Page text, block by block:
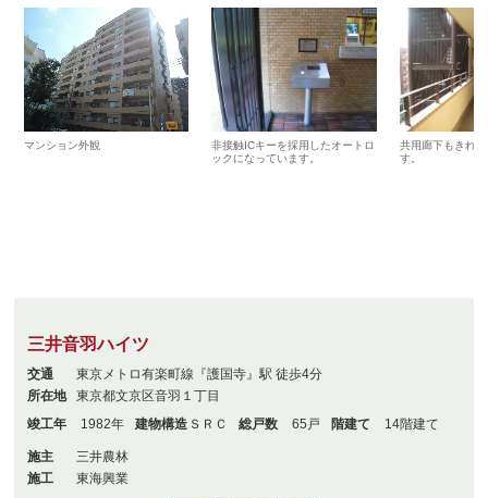
マンション外観
非接触ICキーを採用したオートロ
ックになっています。
共用廊下もきれ
す。
三井音羽ハイツ
交通
東京メトロ有楽町線『護国寺』駅 徒歩4分
所在地
東京都文京区音羽１丁目
竣工年
1982年 建物構造 ＳＲＣ 総戸数 65戸 階建て 14階建て
施主
三井農林
施工
東海興業